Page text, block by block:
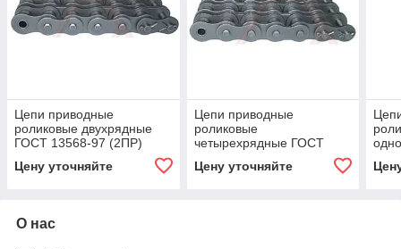
Цепи приводные
роликовые двухрядные
ГОСТ 13568-97 (2ПР)
Цену уточняйте
Цепи приводные
роликовые
четырехрядные ГОСТ
Цену уточняйте
О нас